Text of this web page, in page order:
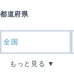
都道府県
全国
もっと見る